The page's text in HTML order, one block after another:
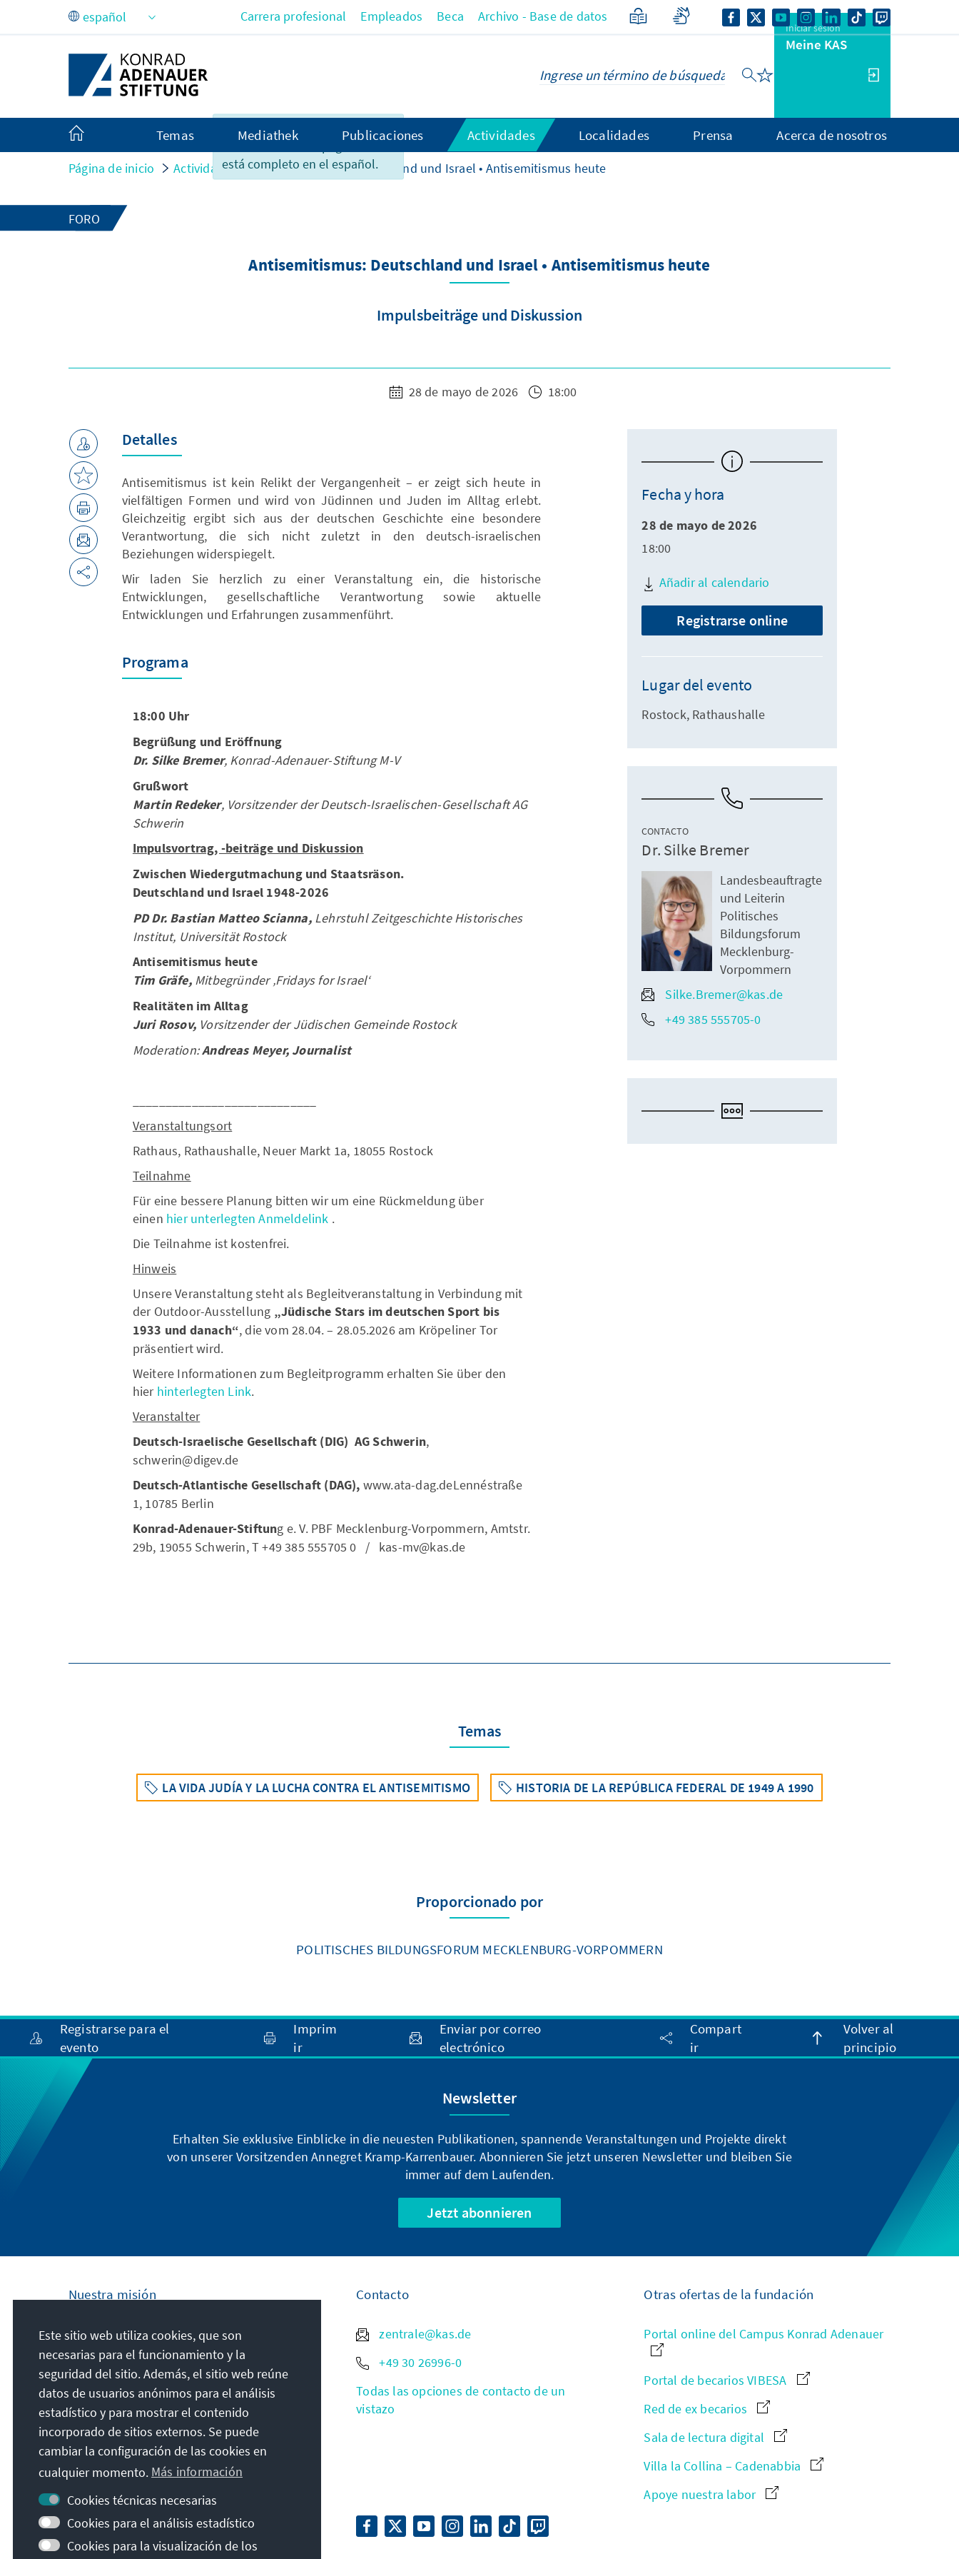
Saltar al contenido principal
Lamentablemente, el
está completo en el español.
Carrera profesional Empleados Beca Archivo - Base de datos
Iniciar sesión
Meine KAS
Temas Mediathek Publicaciones Actividades Localidades Prensa Acerca de nosotros
Página de inicio Actividades Antisemitismus: Deutschland und Israel • Antisemitismus heute
FORO
Antisemitismus: Deutschland und Israel • Antisemitismus heute
Impulsbeiträge und Diskussion
28 de mayo de 2026 18:00
Detalles
Antisemitismus ist kein Relikt der Vergangenheit – er zeigt sich heute in
vielfältigen Formen und wird von Jüdinnen und Juden im Alltag erlebt.
Gleichzeitig ergibt sich aus der deutschen Geschichte eine besondere
Verantwortung, die sich nicht zuletzt in den deutsch-israelischen
Beziehungen widerspiegelt.
Wir laden Sie herzlich zu einer Veranstaltung ein, die historische
Entwicklungen, gesellschaftliche Verantwortung sowie aktuelle
Entwicklungen und Erfahrungen zusammenführt.
Programa
18:00 Uhr
Begrüßung und Eröffnung
Dr. Silke Bremer, Konrad-Adenauer-Stiftung M-V
Grußwort
Martin Redeker, Vorsitzender der Deutsch-Israelischen-Gesellschaft AG
Schwerin
Impulsvortrag, -beiträge und Diskussion
Zwischen Wiedergutmachung und Staatsräson.
Deutschland und Israel 1948-2026
PD Dr. Bastian Matteo Scianna, Lehrstuhl Zeitgeschichte Historisches
Institut, Universität Rostock
Antisemitismus heute
Tim Gräfe, Mitbegründer ‚Fridays for Israel‘
Realitäten im Alltag
Juri Rosov, Vorsitzender der Jüdischen Gemeinde Rostock
Moderation:Andreas Meyer, Journalist
Veranstaltungsort
Rathaus, Rathaushalle, Neuer Markt 1a, 18055 Rostock
Teilnahme
Für eine bessere Planung bitten wir um eine Rückmeldung über
einen hier unterlegten Anmeldelink .
Die Teilnahme ist kostenfrei.
Hinweis
Unsere Veranstaltung steht als Begleitveranstaltung in Verbindung mit
der Outdoor-Ausstellung „Jüdische Stars im deutschen Sport bis
1933 und danach“, die vom 28.04. – 28.05.2026 am Kröpeliner Tor
präsentiert wird.
Weitere Informationen zum Begleitprogramm erhalten Sie über den
hier hinterlegten Link.
Veranstalter
Deutsch-Israelische Gesellschaft (DIG) AG Schwerin,
schwerin@digev.de
Deutsch-Atlantische Gesellschaft (DAG), www.ata-dag.deLennéstraße
1, 10785 Berlin
Konrad-Adenauer-Stiftung e. V. PBF Mecklenburg-Vorpommern, Amtstr.
29b, 19055 Schwerin, T +49 385 555705 0 / kas-mv@kas.de
Fecha y hora
28 de mayo de 2026
18:00
Añadir al calendario
Registrarse online
Lugar del evento
Rostock, Rathaushalle
CONTACTO
Dr. Silke Bremer
Landesbeauftragte
und Leiterin
Politisches
Bildungsforum
Mecklenburg-
Vorpommern
Silke.Bremer@kas.de
+49 385 555705-0
Temas
LA VIDA JUDÍA Y LA LUCHA CONTRA EL ANTISEMITISMO HISTORIA DE LA REPÚBLICA FEDERAL DE 1949 A 1990
Proporcionado por
POLITISCHES BILDUNGSFORUM MECKLENBURG-VORPOMMERN
Registrarse para el
evento
Imprim
ir
Enviar por correo
electrónico
Compart
ir
Volver al
principio
Newsletter
Erhalten Sie exklusive Einblicke in die neuesten Publikationen, spannende Veranstaltungen und Projekte direkt
von unserer Vorsitzenden Annegret Kramp-Karrenbauer. Abonnieren Sie jetzt unseren Newsletter und bleiben Sie
immer auf dem Laufenden.
Jetzt abonnieren
Nuestra misión
La Fundación Konrad Adenauer se
compromete a nivel nacional e internacional
a fomentar los principios de Paz, Libertad y
Justicia a través de la educación cívica y
formación política. Promovemos y
preservamos la democracia liberal, la
economía social de mercado y el desarrollo
y la consolidación de un consenso de
valores.
Nuestra misión
Contacto
zentrale@kas.de
+49 30 26996-0
Todas las opciones de contacto de un
vistazo
Otras ofertas de la fundación
Portal online del Campus Konrad Adenauer
Portal de becarios VIBESA
Red de ex becarios
Sala de lectura digital
Villa la Collina – Cadenabbia
Apoye nuestra labor
Este sitio web utiliza cookies, que son
necesarias para el funcionamiento y la
seguridad del sitio. Además, el sitio web reúne
datos de usuarios anónimos para el análisis
estadístico y para mostrar el contenido
incorporado de sitios externos. Se puede
cambiar la configuración de las cookies en
cualquier momento. Más información
Cookies técnicas necesarias
Cookies para el análisis estadístico
Cookies para la visualización de los